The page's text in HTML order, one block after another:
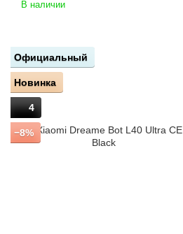
В наличии
Официальный
Новинка
4
−8%